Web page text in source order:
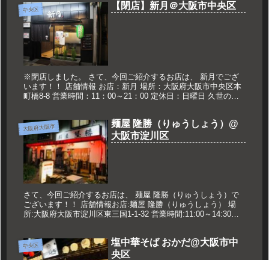
中央区 【閉店】新月＠大阪市中央区
※閉店しました。 さて、今回ご紹介するお店は、 新月でござ
います！！ 店舗情報 お店：新月 場所：大阪府大阪市中央区本
町橋8-8 営業時間：11：00～21：00 定休日：日曜日 久世のお
大阪府大阪市
麺屋 隆勝（りゅうしょう）@
大阪市淀川区
さて、今回ご紹介するお店は、 麺屋 隆勝（りゅうしょう）で
ございます！！ 店舗情報お店:麺屋 隆勝（りゅうしょう） 場
所:大阪府大阪市淀川区東三国1-1-32 営業時間:11:00～14:30
中央区
塩中華そば おかだ@大阪市中
央区